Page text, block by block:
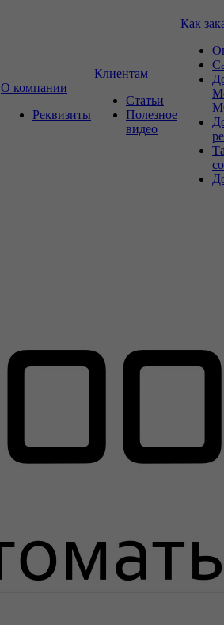
О компании
Реквизиты
Клиентам
Статьи
Полезное
видео
Как